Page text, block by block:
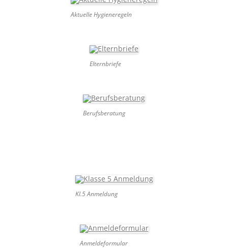
Aktuelle Hygieneregeln
Elternbriefe
Berufsberatung
Kl.5 Anmeldung
Anmeldeformular